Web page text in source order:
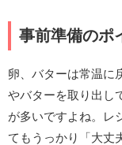
事前準備のポ
卵、バターは常温に
やバターを取り出し
が多いですよね。レ
てもうっかり「大丈